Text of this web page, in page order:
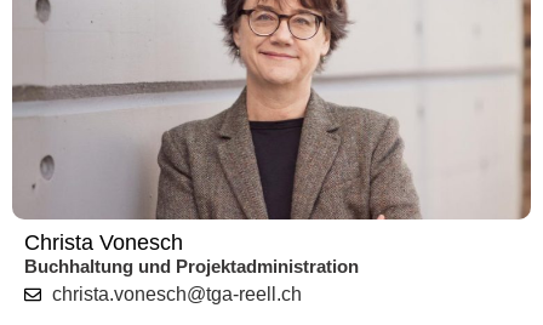
Christa Vonesch
Buchhaltung und Projektadministration
christa.vonesch@tga-reell.ch